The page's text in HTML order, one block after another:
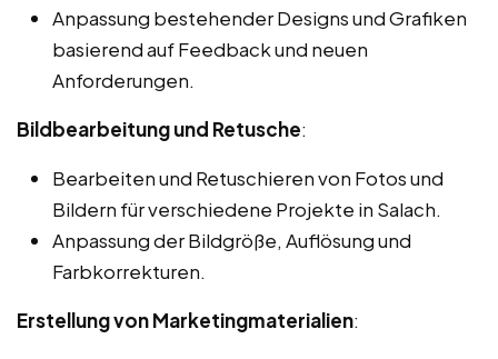
Anpassung bestehender Designs und Grafiken
basierend auf Feedback und neuen
Anforderungen.
Bildbearbeitung und Retusche:
Bearbeiten und Retuschieren von Fotos und
Bildern für verschiedene Projekte in Salach.
Anpassung der Bildgröße, Auflösung und
Farbkorrekturen.
Erstellung von Marketingmaterialien: